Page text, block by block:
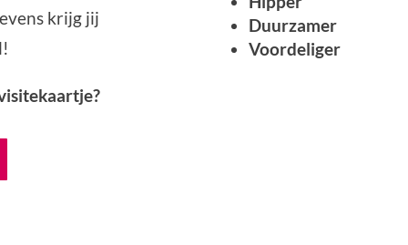
krijg jij
Duurzamer
Voordeliger